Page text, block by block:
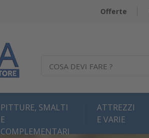
Offerte
COSA DEVI FARE ?
PITTURE, SMALTI
E
COMPLEMENTARI
ATTREZZI
E VARIE